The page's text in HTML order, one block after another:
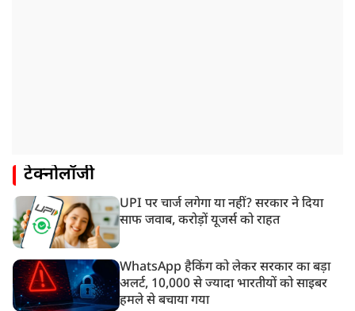
टेक्नोलॉजी
UPI पर चार्ज लगेगा या नहीं? सरकार ने दिया
साफ जवाब, करोड़ों यूजर्स को राहत
WhatsApp हैकिंग को लेकर सरकार का बड़ा
अलर्ट, 10,000 से ज्यादा भारतीयों को साइबर
हमले से बचाया गया